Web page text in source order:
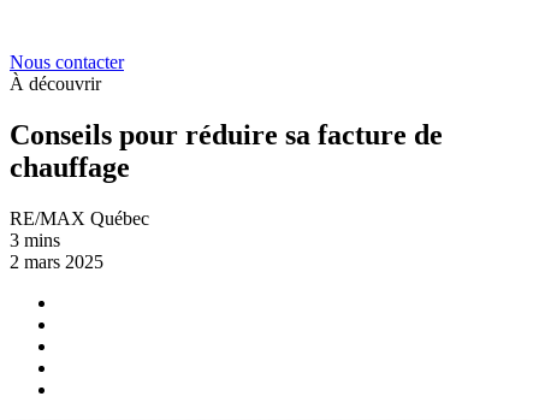
Nous contacter
À découvrir
Conseils pour réduire sa facture de
chauffage
RE/MAX Québec
3 mins
2 mars 2025